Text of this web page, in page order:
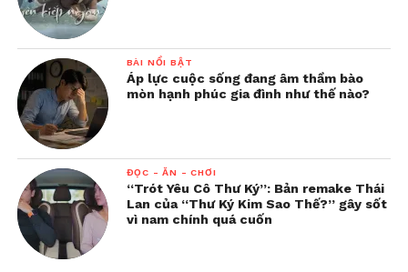
BÀI NỔI BẬT
Áp lực cuộc sống đang âm thầm bào
mòn hạnh phúc gia đình như thế nào?
ĐỌC - ĂN - CHƠI
“Trót Yêu Cô Thư Ký”: Bản remake Thái
Lan của “Thư Ký Kim Sao Thế?” gây sốt
vì nam chính quá cuốn